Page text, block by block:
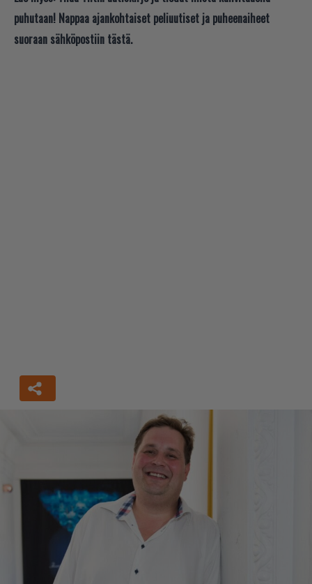
puhutaan! Nappaa ajankohtaiset peliuutiset ja puheenaiheet
suoraan sähköpostiin tästä.